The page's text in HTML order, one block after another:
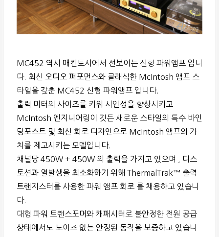
MC452 역시 매킨토시에서 선보이는 신형 파워앰프 입니
다. 최신 오디오 퍼포먼스와 클래식한 McIntosh 앰프 스
타일을 갖춘 MC452 신형 파워앰프 입니다.
출력 미터의 사이즈를 키워 시인성을 향상시키고
McIntosh 엔지니어링이 깃든 새로운 스타일의 특수 바인
딩포스트 및 최신 회로 디자인으로 McIntosh 앰프의 가
치를 제고시키는 모델입니다.
채널당 450W + 450W 의 출력을 가지고 있으며 , 디스
토션과 열발생을 최소화하기 위해 ThermalTrak™ 출력
트랜지스터를 사용한 파워 앰프 회로 를 채용하고 있습니
다.
대형 파워 트랜스포머와 캐패시터로 불안정한 전원 공급
상태에서도 노이즈 없는 안정된 동작을 보증하고 있습니